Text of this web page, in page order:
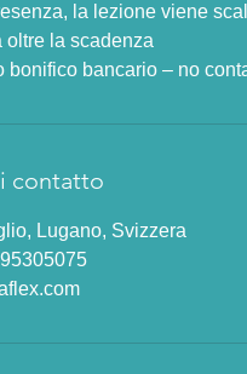
la lezione viene
oltre la scadenza
bonifico bancario – no
contatto
Lugano, Svizzera